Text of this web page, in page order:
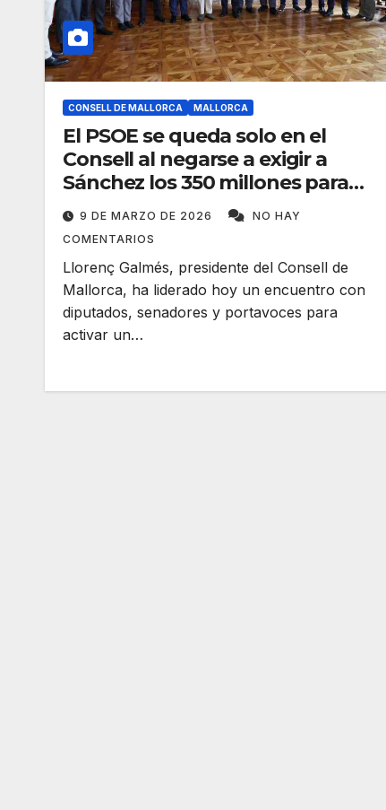
CONSELL DE MALLORCA MALLORCA
El PSOE se queda solo en el
Consell al negarse a exigir a
Sánchez los 350 millones para
Mallorca
9 DE MARZO DE 2026
NO HAY
COMENTARIOS
Llorenç Galmés, presidente del Consell de
Mallorca, ha liderado hoy un encuentro con
diputados, senadores y portavoces para
activar un…